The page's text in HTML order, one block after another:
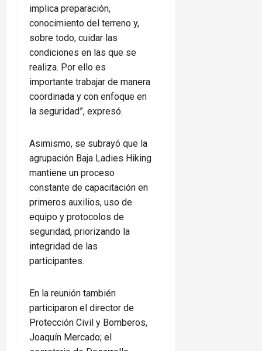
implica preparación,
conocimiento del terreno y,
sobre todo, cuidar las
condiciones en las que se
realiza. Por ello es
importante trabajar de manera
coordinada y con enfoque en
la seguridad”, expresó.
Asimismo, se subrayó que la
agrupación Baja Ladies Hiking
mantiene un proceso
constante de capacitación en
primeros auxilios, uso de
equipo y protocolos de
seguridad, priorizando la
integridad de las
participantes.
En la reunión también
participaron el director de
Protección Civil y Bomberos,
Joaquín Mercado; el